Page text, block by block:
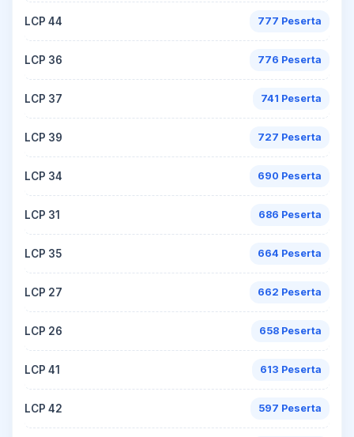
LCP 44 777 Peserta
LCP 36 776 Peserta
LCP 37 741 Peserta
LCP 39 727 Peserta
LCP 34 690 Peserta
LCP 31 686 Peserta
LCP 35 664 Peserta
LCP 27 662 Peserta
LCP 26 658 Peserta
LCP 41 613 Peserta
LCP 42 597 Peserta